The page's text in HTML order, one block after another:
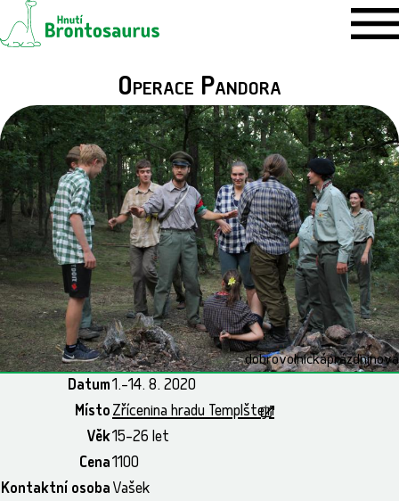
Operace Pandora
dobrovolnickáprázdninová
Datum1.–14. 8. 2020
MístoZřícenina hradu Templštejn
Věk15–26 let
Cena1100
Kontaktní osobaVašek